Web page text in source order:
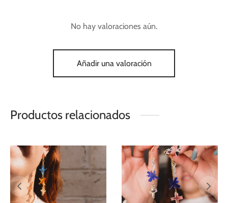
No hay valoraciones aún.
Añadir una valoración
Productos relacionados